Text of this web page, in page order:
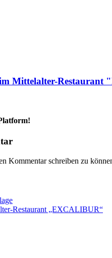
Mittelalter-
Kommentar schreiben zu
Restaurant „EXCALIBUR“